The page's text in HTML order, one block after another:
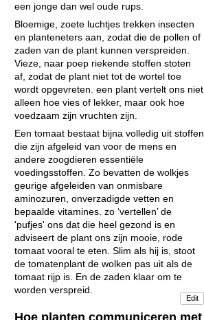
een jonge dan wel oude rups.
Bloemige, zoete luchtjes trekken insecten
en planteneters aan, zodat die de pollen of
zaden van de plant kunnen verspreiden.
Vieze, naar poep riekende stoffen stoten
af, zodat de plant niet tot de wortel toe
wordt opgevreten. een plant vertelt ons niet
alleen hoe vies of lekker, maar ook hoe
voedzaam zijn vruchten zijn.
Een tomaat bestaat bijna volledig uit stoffen
die zijn afgeleid van voor de mens en
andere zoogdieren essentiële
voedingsstoffen. Zo bevatten de wolkjes
geurige afgeleiden van onmisbare
aminozuren, onverzadigde vetten en
bepaalde vitamines. zo ‘vertellen’ de
'pufjes' ons dat die heel gezond is en
adviseert de plant ons zijn mooie, rode
tomaat vooral te eten. Slim als hij is, stoot
de tomatenplant de wolken pas uit als de
tomaat rijp is. En de zaden klaar om te
worden verspreid.
Edit
Hoe planten communiceren met